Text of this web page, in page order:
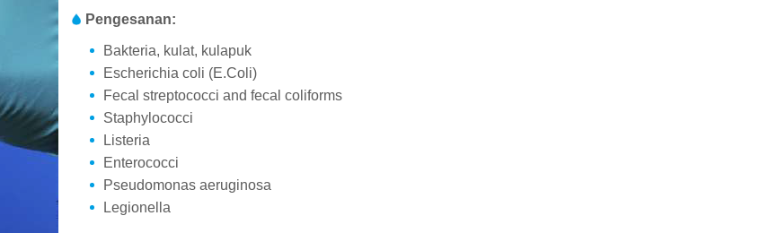
Pengesanan:
Bakteria, kulat, kulapuk
Escherichia coli (E.Coli)
Fecal streptococci and fecal coliforms
Staphylococci
Listeria
Enterococci
Pseudomonas aeruginosa
Legionella